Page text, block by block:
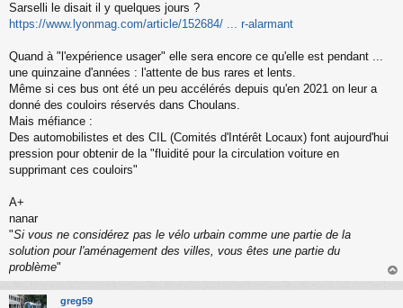
Sarselli le disait il y quelques jours ?
https://www.lyonmag.com/article/152684/ ... r-alarmant
Quand à "l'expérience usager" elle sera encore ce qu'elle est pendant ...
une quinzaine d'années : l'attente de bus rares et lents.
Même si ces bus ont été un peu accélérés depuis qu'en 2021 on leur a
donné des couloirs réservés dans Choulans.
Mais méfiance :
Des automobilistes et des CIL (Comités d'Intérêt Locaux) font aujourd'hui
pression pour obtenir de la "fluidité pour la circulation voiture en
supprimant ces couloirs"
A+
nanar
"Si vous ne considérez pas le vélo urbain comme une partie de la
solution pour l'aménagement des villes, vous êtes une partie du
problème"
au
greg59